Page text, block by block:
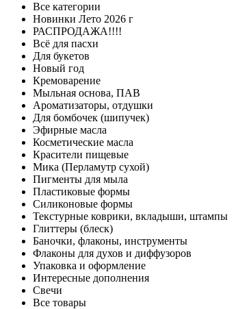
Все категории
Новинки Лето 2026 г
РАСПРОДАЖА!!!!
Всё для пасхи
Для букетов
Новый год
Кремоварение
Мыльная основа, ПАВ
Ароматизаторы, отдушки
Для бомбочек (шипучек)
Эфирные масла
Косметические масла
Красители пищевые
Мика (Перламутр сухой)
Пигменты для мыла
Пластиковые формы
Силиконовые формы
Текстурные коврики, вкладыши, штампы
Глиттеры (блеск)
Баночки, флаконы, инструменты
Флаконы для духов и диффузоров
Упаковка и оформление
Интересные дополнения
Свечи
Все товары